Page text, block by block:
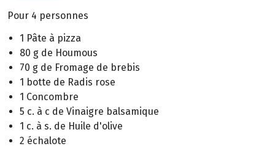
Pour 4 personnes
1 Pâte à pizza
80 g de Houmous
70 g de Fromage de brebis
1 botte de Radis rose
1 Concombre
5 c. à c de Vinaigre balsamique
1 c. à s. de Huile d'olive
2 échalote